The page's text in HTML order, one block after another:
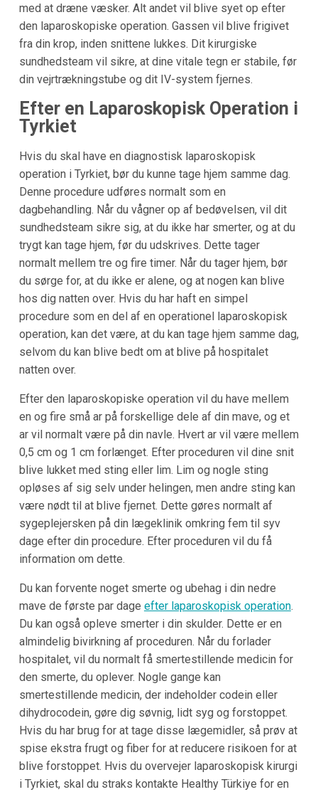
med at dræne væsker. Alt andet vil blive syet op efter
den laparoskopiske operation. Gassen vil blive frigivet
fra din krop, inden snittene lukkes. Dit kirurgiske
sundhedsteam vil sikre, at dine vitale tegn er stabile, før
din vejrtrækningstube og dit IV-system fjernes.
Efter en Laparoskopisk Operation i
Tyrkiet
Hvis du skal have en diagnostisk laparoskopisk
operation i Tyrkiet, bør du kunne tage hjem samme dag.
Denne procedure udføres normalt som en
dagbehandling. Når du vågner op af bedøvelsen, vil dit
sundhedsteam sikre sig, at du ikke har smerter, og at du
trygt kan tage hjem, før du udskrives. Dette tager
normalt mellem tre og fire timer. Når du tager hjem, bør
du sørge for, at du ikke er alene, og at nogen kan blive
hos dig natten over. Hvis du har haft en simpel
procedure som en del af en operationel laparoskopisk
operation, kan det være, at du kan tage hjem samme dag,
selvom du kan blive bedt om at blive på hospitalet
natten over.
Efter den laparoskopiske operation vil du have mellem
en og fire små ar på forskellige dele af din mave, og et
ar vil normalt være på din navle. Hvert ar vil være mellem
0,5 cm og 1 cm forlænget. Efter proceduren vil dine snit
blive lukket med sting eller lim. Lim og nogle sting
opløses af sig selv under helingen, men andre sting kan
være nødt til at blive fjernet. Dette gøres normalt af
sygeplejersken på din lægeklinik omkring fem til syv
dage efter din procedure. Efter proceduren vil du få
information om dette.
Du kan forvente noget smerte og ubehag i din nedre
mave de første par dage efter laparoskopisk operation.
Du kan også opleve smerter i din skulder. Dette er en
almindelig bivirkning af proceduren. Når du forlader
hospitalet, vil du normalt få smertestillende medicin for
den smerte, du oplever. Nogle gange kan
smertestillende medicin, der indeholder codein eller
dihydrocodein, gøre dig søvnig, lidt syg og forstoppet.
Hvis du har brug for at tage disse lægemidler, så prøv at
spise ekstra frugt og fiber for at reducere risikoen for at
blive forstoppet. Hvis du overvejer laparoskopisk kirurgi
i Tyrkiet, skal du straks kontakte Healthy Türkiye for en